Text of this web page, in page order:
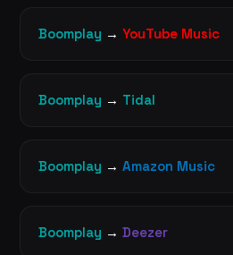
Boomplay → YouTube Music
Boomplay → Tidal
Boomplay → Amazon Music
Boomplay → Deezer